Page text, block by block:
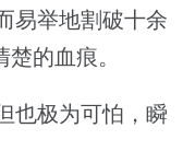
易举地割破十余
的血痕。
也极为可怕，瞬